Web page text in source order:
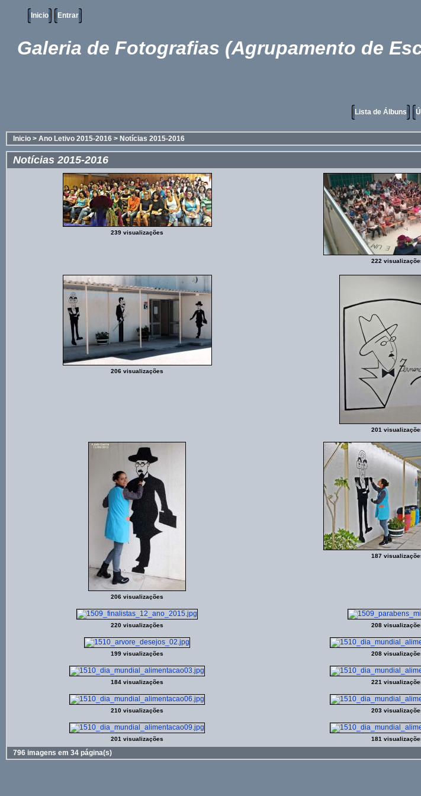
Inicio Entrar
Galeria de Fotografias (Agrupamento de
Lista de Álbuns
Inicio > Ano Letivo 2015-2016 > Notícias 2015-2016
Notícias 2015-2016
239 visualizações
222
206 visualizações
201
206 visualizações
187
220 visualizações 208
199 visualizações 208
184 visualizações 221
210 visualizações 203
201 visualizações 181
796 imagens em 34 página(s)